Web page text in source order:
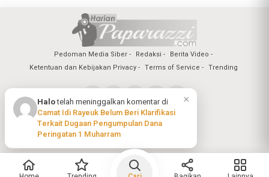
Pedoman Media Siber Redaksi
Berita Video
Ketentuan dan Kebijakan Privacy
Terms of Service Trending
Copyright @2026 Harian Paparazzi
All Rights Reserved
×
Halotelah meninggalkan komentar di
Camat Idi Rayeuk Belum Beri Klarifikasi
Terkait Dugaan Pengumpulan Dana
Peringatan 1 Muharram